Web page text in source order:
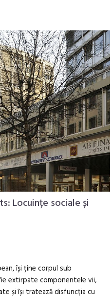
Locuințe sociale și
își ține corpul sub
extirpate componentele vii,
și își tratează disfuncția cu